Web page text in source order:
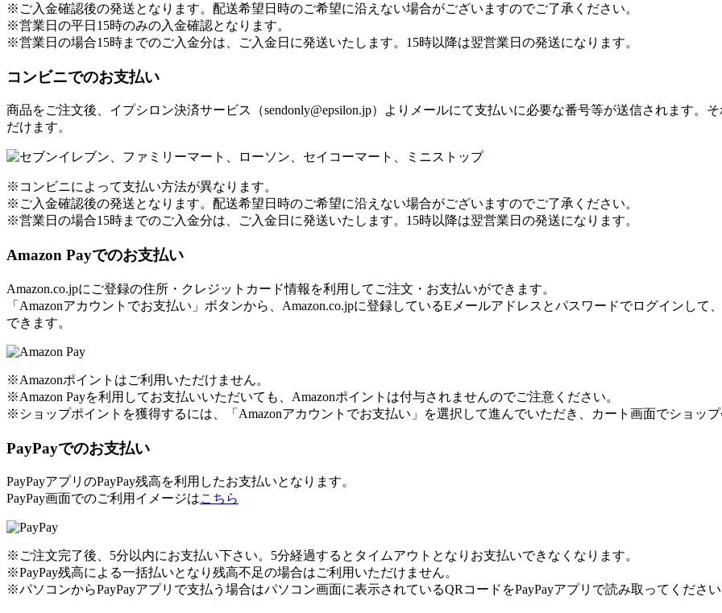
※ご入金確認後の発送となります。配送希望日時のご希望に沿えない場合がございますのでご了承ください。
※営業日の平日15時のみの入金確認となります。
※営業日の場合15時までのご入金分は、ご入金日に発送いたします。15時以降は翌営業日の発送になります。
コンビニでのお支払い
商品をご注文後、イプシロン決済サービス（sendonly@epsilon.jp）よりメールにて支払いに必要な番号等が送信されます。
だけます。
※コンビニによって支払い方法が異なります。
※ご入金確認後の発送となります。配送希望日時のご希望に沿えない場合がございますのでご了承ください。
※営業日の場合15時までのご入金分は、ご入金日に発送いたします。15時以降は翌営業日の発送になります。
Amazon Payでのお支払い
Amazon.co.jpにご登録の住所・クレジットカード情報を利用してご注文・お支払いができます。
「Amazonアカウントでお支払い」ボタンから、Amazon.co.jpに登録しているEメールアドレスとパスワードでログインし
できます。
※Amazonポイントはご利用いただけません。
※Amazon Payを利用してお支払いいただいても、Amazonポイントは付与されませんのでご注意ください。
※ショップポイントを獲得するには、「Amazonアカウントでお支払い」を選択して進んでいただき、カート画面でショッ
PayPayでのお支払い
PayPayアプリのPayPay残高を利用したお支払いとなります。
PayPay画面でのご利用イメージはこちら
※ご注文完了後、5分以内にお支払い下さい。5分経過するとタイムアウトとなりお支払いできなくなります。
※PayPay残高による一括払いとなり残高不足の場合はご利用いただけません。
※パソコンからPayPayアプリで支払う場合はパソコン画面に表示されているQRコードをPayPayアプリで読み取ってください